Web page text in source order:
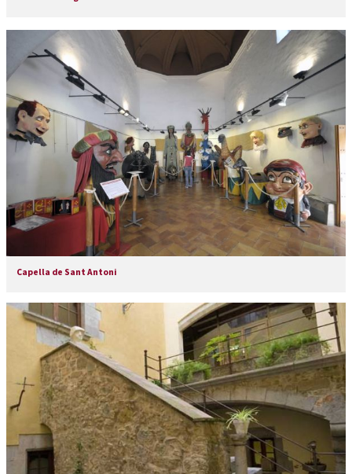
Capella de Sant Antoni